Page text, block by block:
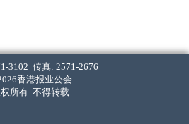
3102 传真: 2571-2676
香港报业公会
权所有 不得转载